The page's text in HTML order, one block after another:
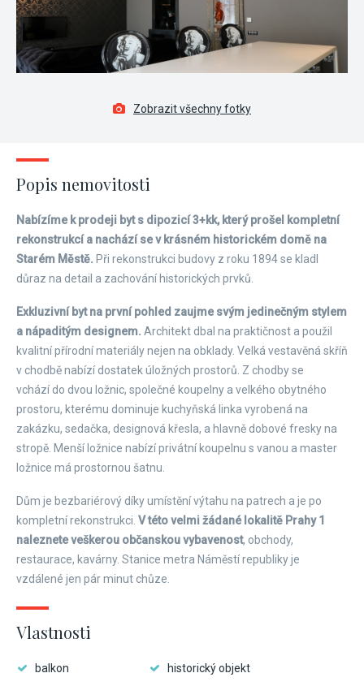
Zobrazit všechny fotky
Popis nemovitosti
Nabízíme k prodeji byt s dipozicí 3+kk, který prošel kompletní
rekonstrukcí a nachází se v krásném historickém domě na
Starém Městě. Při rekonstrukci budovy z roku 1894 se kladl
důraz na detail a zachování historických prvků.
Exkluzivní byt na první pohled zaujme svým jedinečným stylem
a nápaditým designem. Architekt dbal na praktičnost a použil
kvalitní přírodní materiály nejen na obklady. Velká vestavěná skříň
v chodbě nabízí dostatek úložných prostorů. Z chodby se
vchází do dvou ložnic, společné koupelny a velkého obytného
prostoru, kterému dominuje kuchyňská linka vyrobená na
zakázku, sedačka, designová křesla, a hlavně dobové fresky na
stropě. Menší ložnice nabízí privátní koupelnu s vanou a master
ložnice má prostornou šatnu.
Dům je bezbariérový díky umístění výtahu na patrech a je po
kompletní rekonstrukci. V této velmi žádané lokalitě Prahy 1
naleznete veškerou občanskou vybavenost, obchody,
restaurace, kavárny. Stanice metra Náměstí republiky je
vzdálené jen pár minut chůze.
Vlastnosti
balkon historický objekt